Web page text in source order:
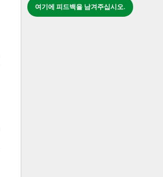
여기에 피드백을 남겨주십시오.